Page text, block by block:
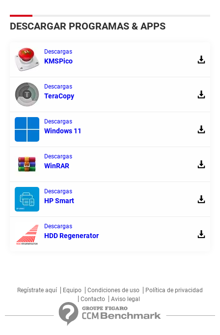
DESCARGAR PROGRAMAS & APPS
Descargas
KMSPico
Descargas
TeraCopy
Descargas
Windows 11
Descargas
WinRAR
Descargas
HP Smart
Descargas
HDD Regenerator
Regístrate aquí Equipo Condiciones de uso
Política de privacidad
Contacto
Aviso legal